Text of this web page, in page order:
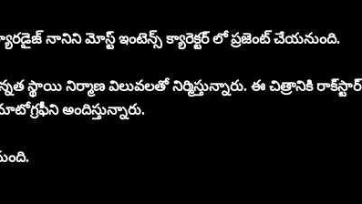
నానిని మోస్ట్ ఇంటెన్స్ క్యారెక్టర్ లో ప్రజెంట్ చేయనుంది.
స్థాయి నిర్మాణ విలువలతో నిర్మిస్తున్నారు. ఈ చిత్రానికి రాక్‌స్టార్
అందిస్తున్నారు.